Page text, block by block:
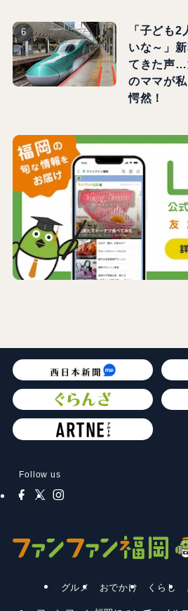
「子ども
いな～」
てきた声…
のママが
愕然！
Follow us
グルメ おでかけ くらし